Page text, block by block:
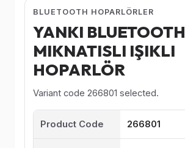
BLUETOOTH HOPARLÖRLER
YANKI BLUETOOTH
MIKNATISLI IŞIKLI
HOPARLÖR
Variant code 266801 selected.
Product Code 266801